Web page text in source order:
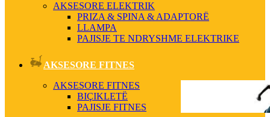
AKSESORE ELEKTRIK
PRIZA & SPINA & ADAPTORË
LLAMPA
PAJISJE TE NDRYSHME ELEKTRIKE
AKSESORE FITNES
AKSESORE FITNES
BIÇIKLETË
PAJISJE FITNES